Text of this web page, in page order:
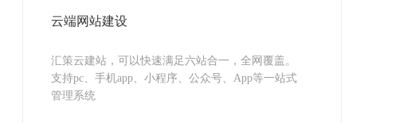
云端网站建设
汇策云建站，可以快速满足六站合一，全网覆盖。
支持pc、手机app、小程序、公众号、App等一站式
管理系统